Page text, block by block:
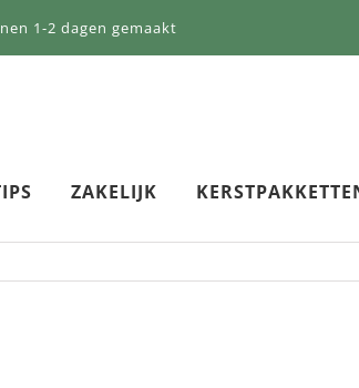
1-2 dagen gemaakt
ZAKELIJK